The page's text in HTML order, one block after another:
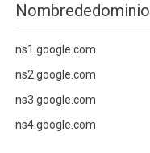
Nombrededominio
ns1.google.com
ns2.google.com
ns3.google.com
ns4.google.com